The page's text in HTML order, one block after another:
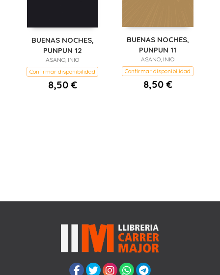
BUENAS NOCHES,
PUNPUN 12
ASANO, INIO
Confirmar disponibilidad
8,50 €
BUENAS NOCHES,
PUNPUN 11
ASANO, INIO
Confirmar disponibilidad
8,50 €